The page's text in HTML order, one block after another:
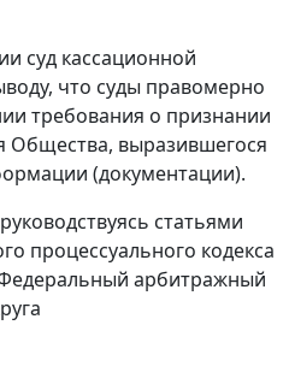
суд кассационной
что суды правомерно
требования о признании
Общества, выразившегося
(документации).
статьями
процессуального кодекса
арбитражный